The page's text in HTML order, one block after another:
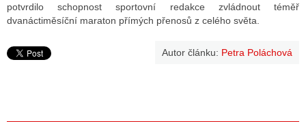
potvrdilo schopnost sportovní redakce zvládnout téměř
dvanáctiměsíční maraton přímých přenosů z celého světa.
Autor článku: Petra Poláchová